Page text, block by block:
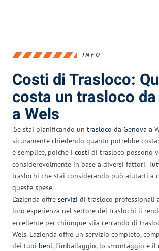
INFO
Costi di Trasloco:
costa un trasloco
a Wels
.Se stai pianificando un trasloco da Genova a
sicuramente chiedendo quanto potrebbe
è semplice, poiché i costi di trasloco possono
considerevolmente in base a diversi fattori.
traslochi che stai considerando può aiutarti a
queste spese.
L’azienda offre servizi di trasloco professionali
loro esperienza nel settore dei traslochi li
eccellente per chiunque stia cercando di
Wels. L’azienda offre un servizio completo,
dei tuoi beni, l’imballaggio, lo smontaggio e